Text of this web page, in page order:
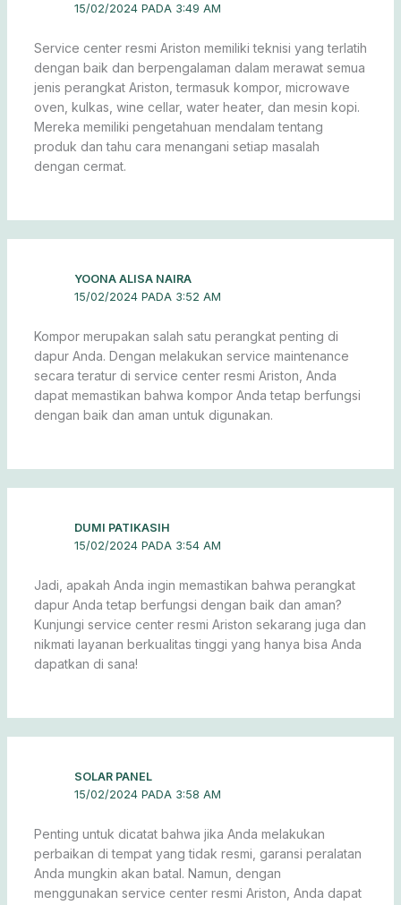
15/02/2024 PADA 3:49 AM
Service center resmi Ariston memiliki teknisi yang terlatih
dengan baik dan berpengalaman dalam merawat semua
jenis perangkat Ariston, termasuk kompor, microwave
oven, kulkas, wine cellar, water heater, dan mesin kopi.
Mereka memiliki pengetahuan mendalam tentang
produk dan tahu cara menangani setiap masalah
dengan cermat.
YOONA ALISA NAIRA
15/02/2024 PADA 3:52 AM
Kompor merupakan salah satu perangkat penting di
dapur Anda. Dengan melakukan service maintenance
secara teratur di service center resmi Ariston, Anda
dapat memastikan bahwa kompor Anda tetap berfungsi
dengan baik dan aman untuk digunakan.
DUMI PATIKASIH
15/02/2024 PADA 3:54 AM
Jadi, apakah Anda ingin memastikan bahwa perangkat
dapur Anda tetap berfungsi dengan baik dan aman?
Kunjungi service center resmi Ariston sekarang juga dan
nikmati layanan berkualitas tinggi yang hanya bisa Anda
dapatkan di sana!
SOLAR PANEL
15/02/2024 PADA 3:58 AM
Penting untuk dicatat bahwa jika Anda melakukan
perbaikan di tempat yang tidak resmi, garansi peralatan
Anda mungkin akan batal. Namun, dengan
menggunakan service center resmi Ariston, Anda dapat